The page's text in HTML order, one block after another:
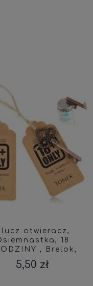
otwieracz,
18
, Brelok,
KLU 426
5,50 zł